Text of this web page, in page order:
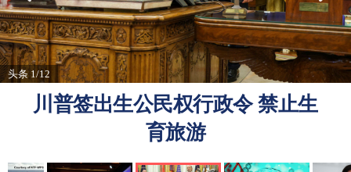
闻
网
头条 1/12
川普签出生公民权行政令 禁止生
育旅游